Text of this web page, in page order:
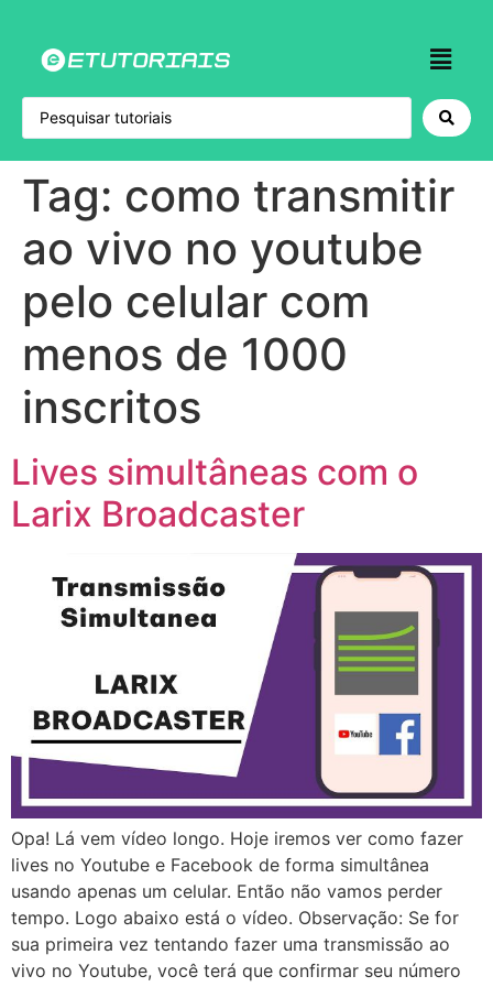
Tag: como transmitir
ao vivo no youtube
pelo celular com
menos de 1000
inscritos
Lives simultâneas com o
Larix Broadcaster
Opa! Lá vem vídeo longo. Hoje iremos ver como fazer
lives no Youtube e Facebook de forma simultânea
usando apenas um celular. Então não vamos perder
tempo. Logo abaixo está o vídeo. Observação: Se for
sua primeira vez tentando fazer uma transmissão ao
vivo no Youtube, você terá que confirmar seu número